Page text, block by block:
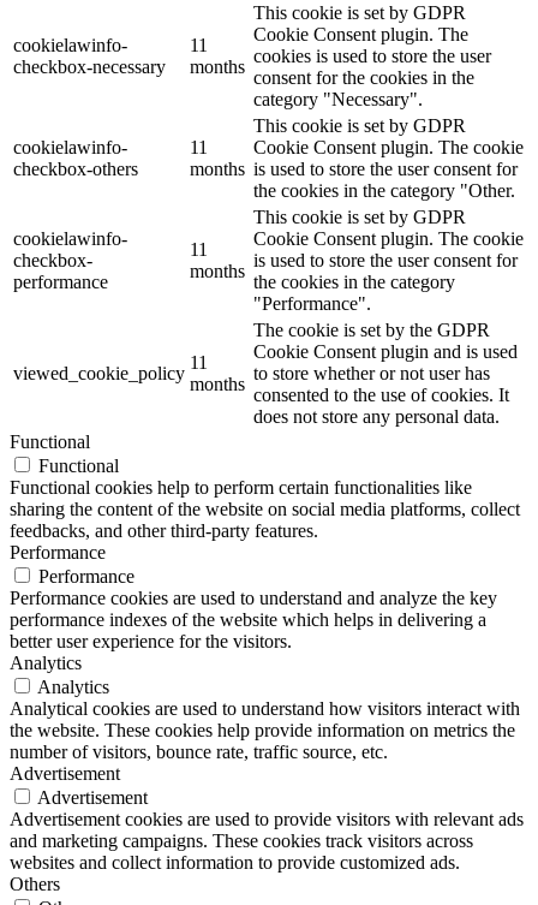
cookielawinfo-
checkbox-necessary
11
months
This cookie is set by GDPR
Cookie Consent plugin. The
cookies is used to store the user
consent for the cookies in the
category "Necessary".
cookielawinfo-
checkbox-others
11
months
This cookie is set by GDPR
Cookie Consent plugin. The cookie
is used to store the user consent for
the cookies in the category "Other.
cookielawinfo-
checkbox-
performance
11
months
This cookie is set by GDPR
Cookie Consent plugin. The cookie
is used to store the user consent for
the cookies in the category
"Performance".
viewed_cookie_policy
11
months
The cookie is set by the GDPR
Cookie Consent plugin and is used
to store whether or not user has
consented to the use of cookies. It
does not store any personal data.
Functional
Functional
Functional cookies help to perform certain functionalities like
sharing the content of the website on social media platforms, collect
feedbacks, and other third-party features.
Performance
Performance
Performance cookies are used to understand and analyze the key
performance indexes of the website which helps in delivering a
better user experience for the visitors.
Analytics
Analytics
Analytical cookies are used to understand how visitors interact with
the website. These cookies help provide information on metrics the
number of visitors, bounce rate, traffic source, etc.
Advertisement
Advertisement
Advertisement cookies are used to provide visitors with relevant ads
and marketing campaigns. These cookies track visitors across
websites and collect information to provide customized ads.
Others